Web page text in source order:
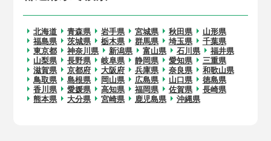
北海道 青森県 岩手県 宮城県 秋田県
山形県
福島県
茨城県 栃木県 群馬県 埼玉県
千葉県
東京都
神奈川県 新潟県 富山県 石川県
福井県
山梨県
長野県 岐阜県 静岡県 愛知県
三重県
滋賀県
京都府 大阪府 兵庫県 奈良県
和歌山県
鳥取県
島根県 岡山県 広島県 山口県
徳島県
香川県
愛媛県 高知県 福岡県 佐賀県
長崎県
熊本県
大分県 宮崎県 鹿児島県 沖縄県